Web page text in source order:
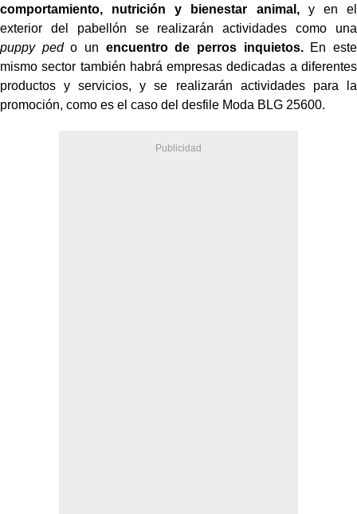
comportamiento, nutrición y bienestar animal,y en el
exterior del pabellón se realizarán actividades como una
puppy pedo un encuentro de perros inquietos.En este
mismo sector también habrá empresas dedicadas a diferentes
productos y servicios, y se realizarán actividades para la
promoción, como es el caso del desfile Moda BLG 25600.